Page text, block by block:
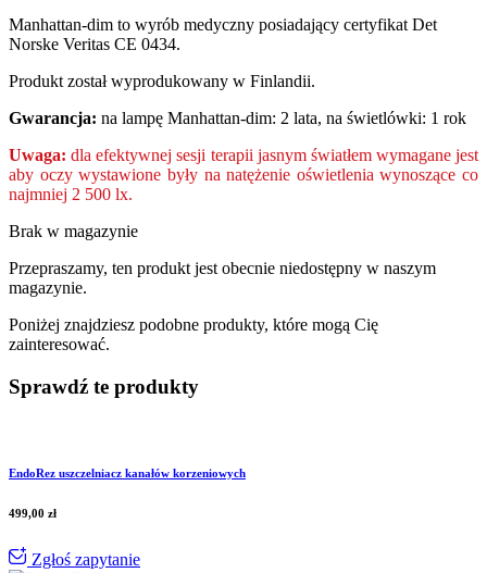
Manhattan-dim to wyrób medyczny posiadający certyfikat Det
Norske Veritas CE 0434.
Produkt został wyprodukowany w Finlandii.
Gwarancja: na lampę Manhattan-dim: 2 lata, na świetlówki: 1 rok
Uwaga: dla efektywnej sesji terapii jasnym światłem wymagane jest
aby oczy wystawione były na natężenie oświetlenia wynoszące co
najmniej 2 500 lx.
Brak w magazynie
Przepraszamy, ten produkt jest obecnie niedostępny w naszym
magazynie.
Poniżej znajdziesz podobne produkty, które mogą Cię
zainteresować.
Sprawdź te produkty
EndoRez uszczelniacz kanałów korzeniowych
499,00 zł
Zgłoś zapytanie